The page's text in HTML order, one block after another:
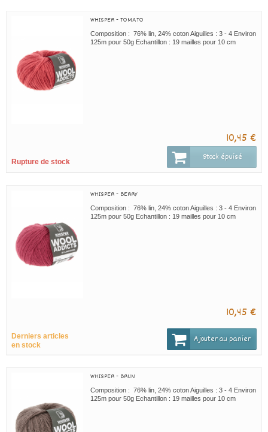
WHISPER - TOMATO
Composition : 76% lin, 24% coton Aiguilles : 3 - 4 Environ
125m pour 50g Echantillon : 19 mailles pour 10 cm
10,45 €
Rupture de stock Stock épuisé
WHISPER - BERRY
Composition : 76% lin, 24% coton Aiguilles : 3 - 4 Environ
125m pour 50g Echantillon : 19 mailles pour 10 cm
10,45 €
Derniers articles
en stock
Ajouter au panier
WHISPER - BRUN
Composition : 76% lin, 24% coton Aiguilles : 3 - 4 Environ
125m pour 50g Echantillon : 19 mailles pour 10 cm